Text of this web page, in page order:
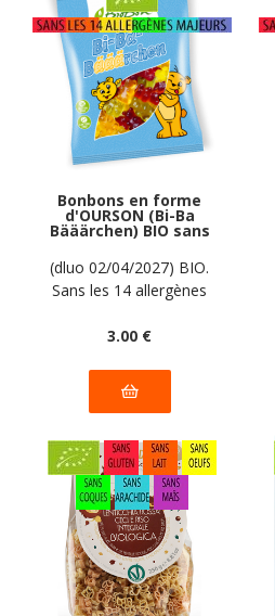
Bonbons en forme
d'OURSON (Bi-Ba
Bääärchen) BIO sans
allergènes Biobon :
100g
(dluo 02/04/2027) BIO.
Sans les 14 allergènes
3.00 €